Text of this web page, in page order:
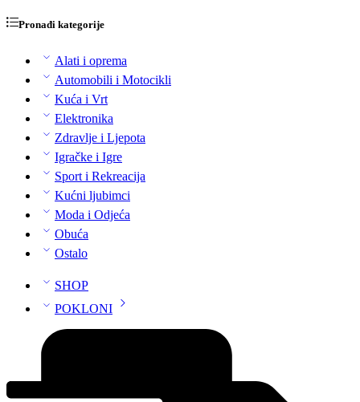
Pronađi kategorije
Alati i oprema
Automobili i Motocikli
Kuća i Vrt
Elektronika
Zdravlje i Ljepota
Igračke i Igre
Sport i Rekreacija
Kućni ljubimci
Moda i Odjeća
Obuća
Ostalo
SHOP
POKLONI